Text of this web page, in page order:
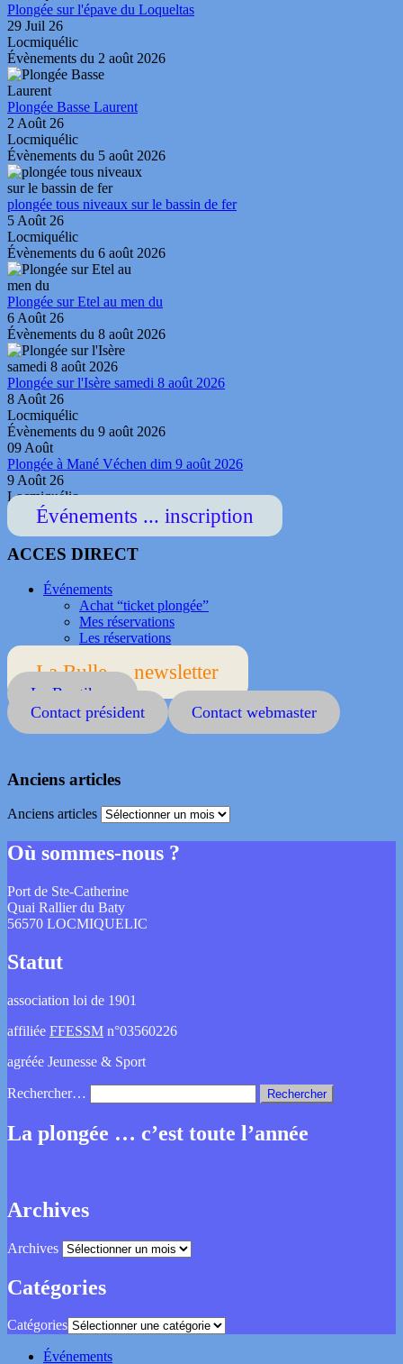
Plongée sur l'épave du Loqueltas
29 Juil 26
Locmiquélic
Évènements du 2 août 2026
Plongée Basse Laurent
2 Août 26
Locmiquélic
Évènements du 5 août 2026
plongée tous niveaux sur le bassin de fer
5 Août 26
Locmiquélic
Évènements du 6 août 2026
Plongée sur Etel au men du
6 Août 26
Évènements du 8 août 2026
Plongée sur l'Isère samedi 8 août 2026
8 Août 26
Locmiquélic
Évènements du 9 août 2026
09 Août
Plongée à Mané Véchen dim 9 août 2026
9 Août 26
Locmiquélic
Événements ... inscription
ACCES DIRECT
Événements
Achat “ticket plongée”
Mes réservations
Les réservations
La Bulle ... newsletter
La Boutik ...
Contact président
Contact webmaster
Anciens articles
Anciens articles
Où sommes-nous ?
Port de Ste-Catherine
Quai Rallier du Baty
56570 LOCMIQUELIC
Statut
association loi de 1901
affiliée FFESSM n°03560226
agréée Jeunesse & Sport
Rechercher…
La plongée … c’est toute l’année
Archives
Archives
Catégories
Catégories
Événements